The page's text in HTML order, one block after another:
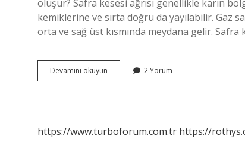
oluşur? Safra kesesi ağrısı genellikle karın
kemiklerine ve sırta doğru da yayılabilir. Gaz
orta ve sağ üst kısmında meydana gelir. Safra
Devamını okuyun
Çamuru
2 Yorum
https://www.turboforum.com.tr https://